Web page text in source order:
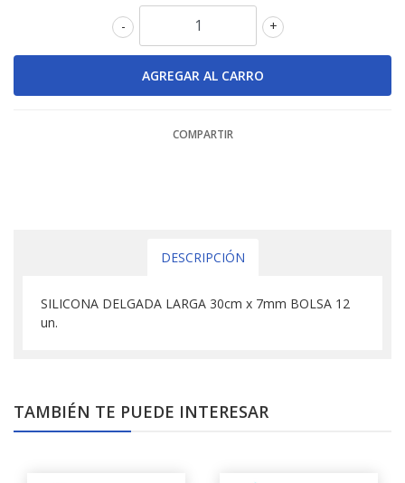
+
-
COMPARTIR
DESCRIPCIÓN
SILICONA DELGADA LARGA 30cm x 7mm BOLSA 12
un.
TAMBIÉN TE PUEDE INTERESAR